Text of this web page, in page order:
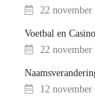
22 november
Voetbal en
22 november
12 november